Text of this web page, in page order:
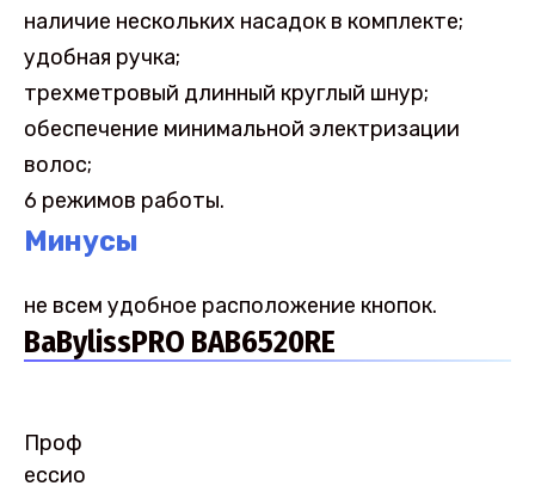
наличие нескольких насадок в комплекте;
удобная ручка;
трехметровый длинный круглый шнур;
обеспечение минимальной электризации
волос;
6 режимов работы.
Минусы
не всем удобное расположение кнопок.
BaBylissPRO BAB6520RE
Проф
ессио